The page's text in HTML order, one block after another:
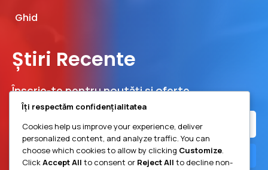
Ghid
Știri Recente
Înscrie-te pentru noutăți și oferte
Înscrie-te
Îți respectăm confidențialitatea
Cookies help us improve your experience, deliver
personalized content, and analyze traffic. You can
choose which cookies to allow by clicking Customize.
ClickAccept All to consent or Reject All to decline non-